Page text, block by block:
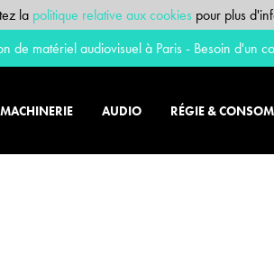
la politique relative aux cookies pour plus
de matériel audiovisuel à Paris - Besoin d'un
MACHINERIE AUDIO RÉGIE &